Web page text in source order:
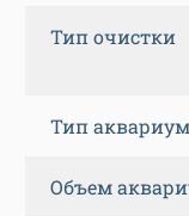
Тип очистки
Тип
Объем